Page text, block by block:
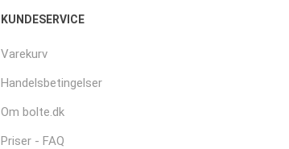
KUNDESERVICE
Varekurv
Handelsbetingelser
Om bolte.dk
Priser - FAQ